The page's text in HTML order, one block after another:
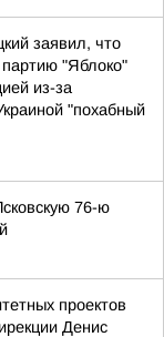
заявил, что
"Яблоко"
из-за
"похабный
76-ю
проектов
Денис